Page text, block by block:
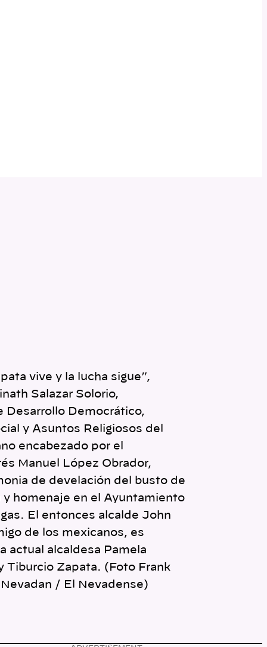
vive y la lucha sigue”,
Salazar Solorio,
Desarrollo Democrático,
y Asuntos Religiosos del
encabezado por el
Manuel López Obrador,
de develación del busto de
y homenaje en el Ayuntamiento
El entonces alcalde John
de los mexicanos, es
actual alcaldesa Pamela
Tiburcio Zapata. (Foto Frank
/ El Nevadense)